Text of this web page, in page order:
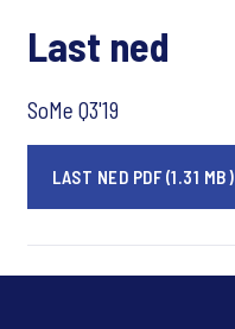
Last ned
SoMe Q3'19
LAST NED PDF (1.31 MB)